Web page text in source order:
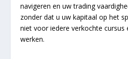
navigeren en uw trading
zonder dat u uw kapitaal op het
niet voor iedere verkochte cursus
werken.